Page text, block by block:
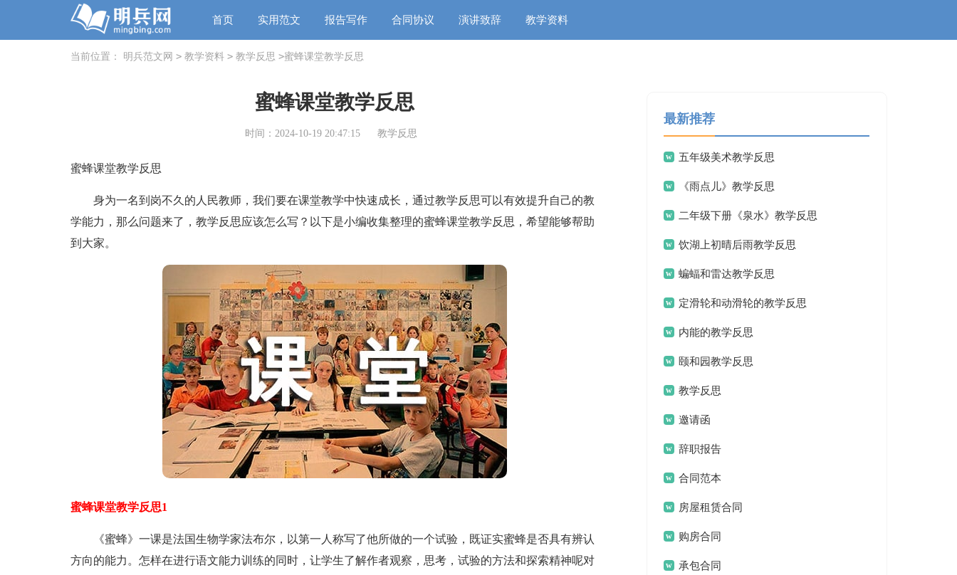
首页 实用范文 报告写作 合同协议 演讲致辞 教学资料
当前位置： 明兵范文网 > 教学资料 > 教学反思 >蜜蜂课堂教学反思
蜜蜂课堂教学反思
时间：2024-10-19 20:47:15 教学反思
蜜蜂课堂教学反思
身为一名到岗不久的人民教师，我们要在课堂教学中快速成长，通过教学反思可以有效提升自己的教
学能力，那么问题来了，教学反思应该怎么写？以下是小编收集整理的蜜蜂课堂教学反思，希望能够帮助
到大家。
蜜蜂课堂教学反思1
《蜜蜂》一课是法国生物学家法布尔，以第一人称写了他所做的一个试验，既证实蜜蜂是否具有辨认
方向的能力。怎样在进行语文能力训练的同时，让学生了解作者观察，思考，试验的方法和探索精神呢对
最新推荐
五年级美术教学反思
《雨点儿》教学反思
二年级下册《泉水》教学反思
饮湖上初晴后雨教学反思
蝙蝠和雷达教学反思
定滑轮和动滑轮的教学反思
内能的教学反思
颐和园教学反思
教学反思
邀请函
辞职报告
合同范本
房屋租赁合同
购房合同
承包合同